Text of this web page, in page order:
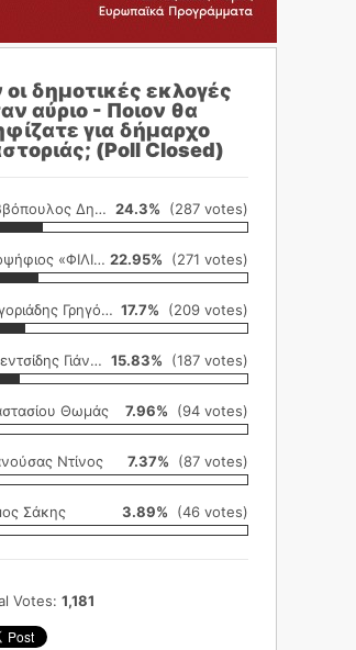
οι δημοτικές εκλογές
αύριο - Ποιον θα
για δήμαρχο
(Poll Closed)
Σαββόπουλος Δημήτρης 24.3% (287 votes)
Υποψήφιος «ΦΙΛΙΚΗ ΕΤΑΙΡΕΙΑ» 22.95% (271 votes)
Γρηγοριάδης Γρηγόρης 17.7% (209 votes)
Κορεντσίδης Γιάννης 15.83% (187 votes)
Θωμάς 7.96% (94 votes)
Ντίνος 7.37% (87 votes)
Σάκης 3.89% (46 votes)
Votes: 1,181